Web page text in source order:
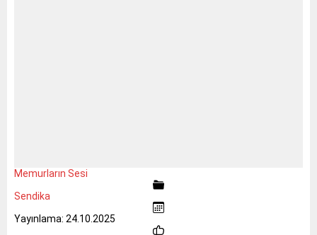
Memurların Sesi
Sendika
Yayınlama: 24.10.2025